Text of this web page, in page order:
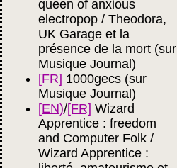
queen of anxious
electropop / Theodora,
UK Garage et la
présence de la mort (sur
Musique Journal)
[FR] 1000gecs (sur
Musique Journal)
[EN)/[FR] Wizard
Apprentice : freedom
and Computer Folk /
Wizard Apprentice :